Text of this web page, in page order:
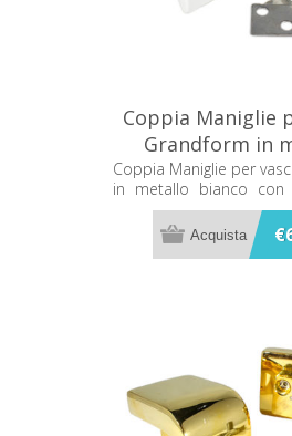
Coppia Maniglie
Grandform in
bianco con viti
Coppia Maniglie per
in metallo bianco con
tango